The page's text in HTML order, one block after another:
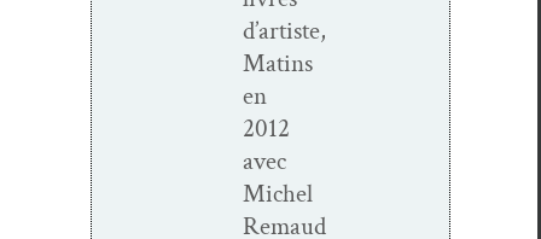
d’artiste,
Matins
en
2012
avec
Michel
Remaud